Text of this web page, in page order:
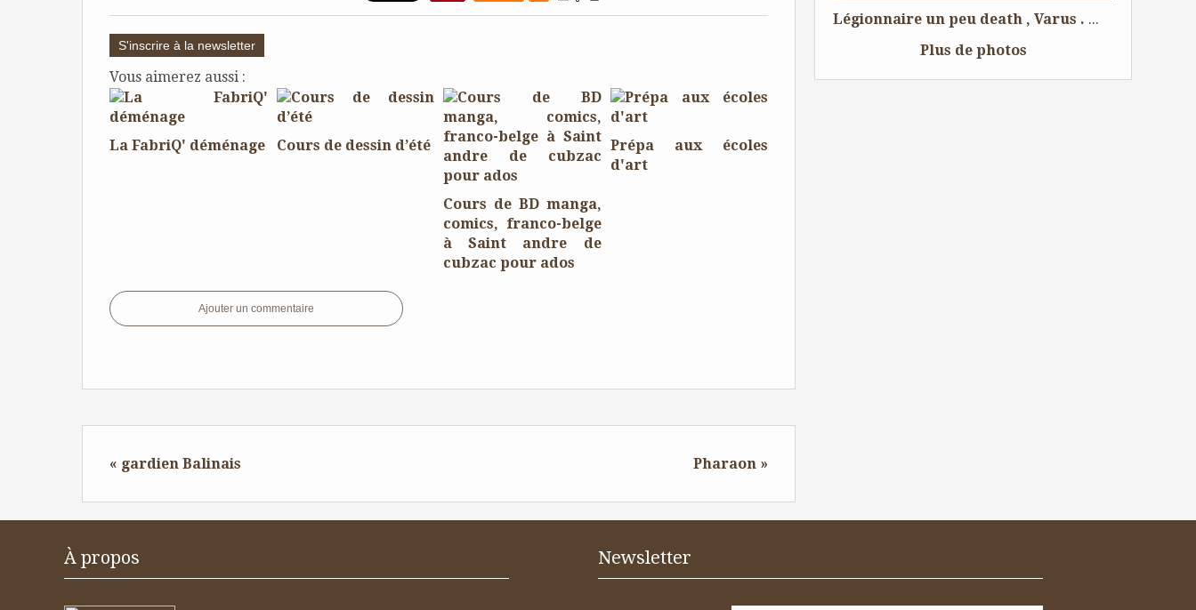
Légionnaire un peu death , Varus . 😁 Dessin pour tattoo . #legion #tattoolife #tattoist #tattoo #tattooing #tattoos #tatouage #tatouages #ink #skull #tatoueur #artwork #dessin #boytattoo #tattooart #tattooartist #illustration #bordeauxmaville #bordeaux #dessin #amazingink #chesttattoo #tattooftheday #sleevetattoo #illustrator #romanempire #skeleton #draw #crane #legionnaire @Bordeaux, France
Plus de photos
S'inscrire à la newsletter
Vous aimerez aussi :
La FabriQ' déménage Cours de dessin d’été
Cours de BD manga,
comics, franco-belge
à Saint andre de
cubzac pour ados
Prépa aux écoles
d'art
Ajouter un commentaire
« gardien Balinais Pharaon »
À propos Newsletter